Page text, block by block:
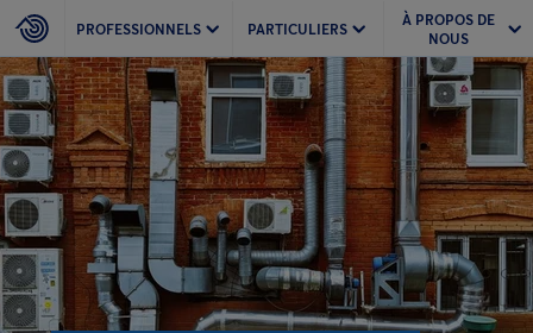
PROFESSIONNELS PARTICULIERS
À PROPOS DE
NOUS